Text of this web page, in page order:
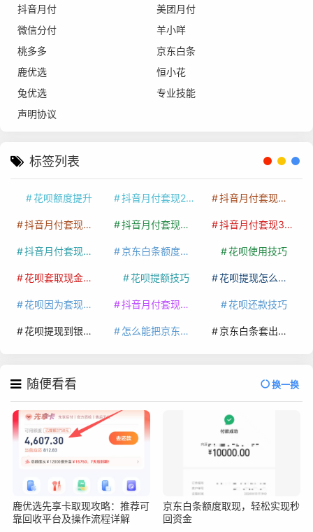
抖音月付
美团月付
微信分付
羊小咩
桃多多
京东白条
鹿优选
恒小花
兔优选
专业技能
声明协议
标签列表
花呗额度提升 抖音月付套现24小时接单 抖音月付套现怎么套
抖音月付套现多少手续费 抖音月付套现商家有哪些 抖音月付套现30秒技巧
抖音月付套现最新方法 京东白条额度提升 花呗使用技巧
花呗套取现金最佳方法 花呗提额技巧 花呗提现怎么操作
花呗因为套现被限额了这种情况要多久才会好 抖音月付套现秒回100起 花呗还款技巧
花呗提现到银行卡 怎么能把京东白条额度钱套出来 京东白条套出来手续费多少
随便看看 换一换
鹿优选先享卡取现攻略：推荐可
靠回收平台及操作流程详解
京东白条额度取现，轻松实现秒
回资金